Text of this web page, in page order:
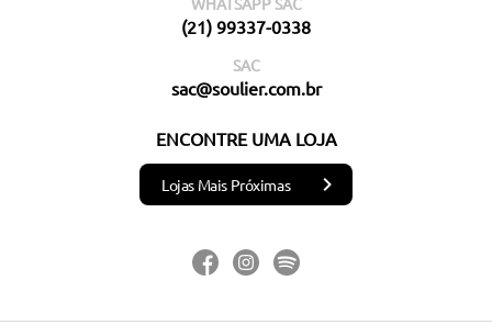
(21) 99337-0338
SAC
sac@soulier.com.br
ENCONTRE UMA LOJA
Lojas Mais Próximas